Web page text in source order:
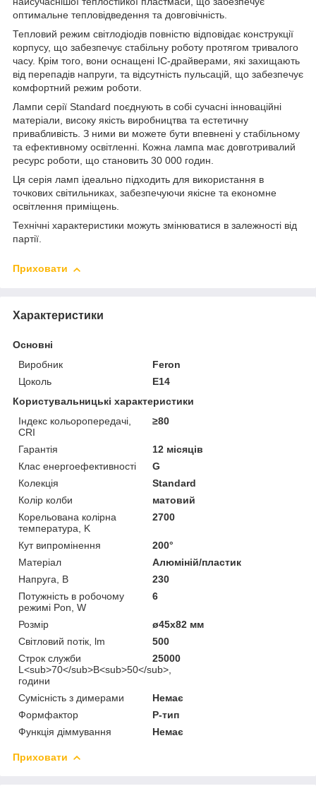
оптимальне тепловідведення та довговічність.
Тепловий режим світлодіодів повністю відповідає конструкції
корпусу, що забезпечує стабільну роботу протягом тривалого
часу. Крім того, вони оснащені IC-драйверами, які захищають
від перепадів напруги, та відсутність пульсацій, що забезпечує
комфортний режим роботи.
Лампи серії Standard поєднують в собі сучасні інноваційні
матеріали, високу якість виробництва та естетичну
привабливість. З ними ви можете бути впевнені у стабільному
та ефективному освітленні. Кожна лампа має довготривалий
ресурс роботи, що становить 30 000 годин.
Ця серія ламп ідеально підходить для використання в
точкових світильниках, забезпечуючи якісне та економне
освітлення приміщень.
Технічні характеристики можуть змінюватися в залежності від
партії.
Приховати
Характеристики
Основні
Виробник
Feron
Цоколь
E14
Користувальницькі характеристики
Індекс кольоропередачі,
CRI
≥80
Гарантія
12 місяців
Клас енергоефективності
G
Колекція
Standard
Колір колби
матовий
Корельована колірна
температура, K
2700
Кут випромінення
200°
Матеріал
Алюміній/пластик
Напруга, В
230
Потужність в робочому
режимі Pon, W
6
Розмір
ø45х82 мм
Світловий потік, lm
500
Строк служби
L<sub>70</sub>B<sub>50</sub>,
години
25000
Сумісність з димерами
Немає
Формфактор
P-тип
Функція діммування
Немає
Приховати